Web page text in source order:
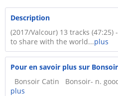
Description
(2017/Valcour) 13 tracks
to share with the world...plus
Pour en savoir plus sur
Bonsoir Catin Bonsoir- n.
plus